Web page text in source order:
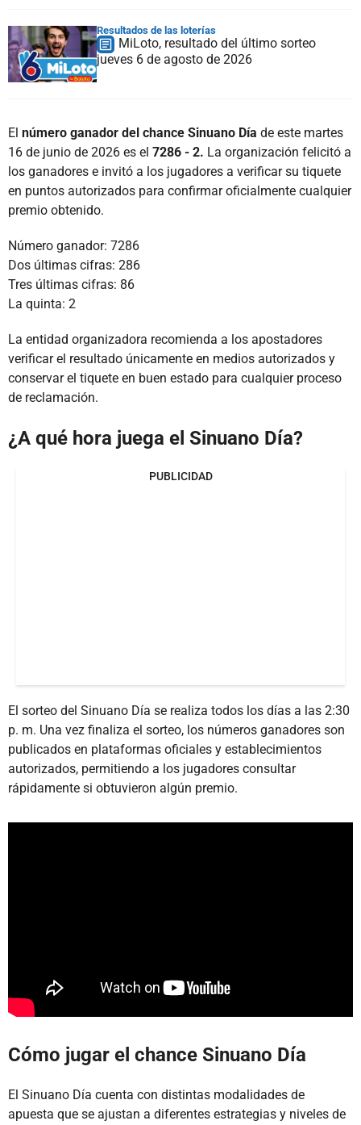
Resultados de las loterías
MiLoto, resultado del último sorteo
jueves 6 de agosto de 2026
El número ganador del chance Sinuano Día de este martes
16 de junio de 2026 es el 7286 - 2. La organización felicitó a
los ganadores e invitó a los jugadores a verificar su tiquete
en puntos autorizados para confirmar oficialmente cualquier
premio obtenido.
Número ganador: 7286
Dos últimas cifras: 286
Tres últimas cifras: 86
La quinta: 2
La entidad organizadora recomienda a los apostadores
verificar el resultado únicamente en medios autorizados y
conservar el tiquete en buen estado para cualquier proceso
de reclamación.
¿A qué hora juega el Sinuano Día?
PUBLICIDAD
El sorteo del Sinuano Día se realiza todos los días a las 2:30
p. m. Una vez finaliza el sorteo, los números ganadores son
publicados en plataformas oficiales y establecimientos
autorizados, permitiendo a los jugadores consultar
rápidamente si obtuvieron algún premio.
Cómo jugar el chance Sinuano Día
El Sinuano Día cuenta con distintas modalidades de
apuesta que se ajustan a diferentes estrategias y niveles de